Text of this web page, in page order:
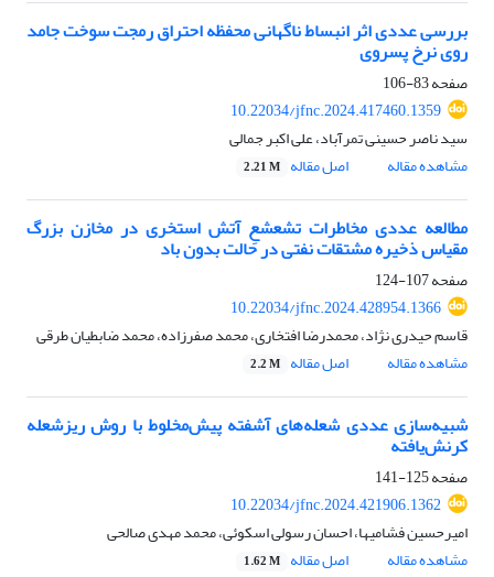
بررسی عددی اثر انبساط ناگهانی محفظه احتراق رمجت سوخت جامد
روی نرخ پسروی
صفحه83-106
10.22034/jfnc.2024.417460.1359
سید ناصر حسینی تمرآباد، علی اکبر جمالی
مشاهده مقاله
اصل مقاله 2.21 M
مطالعه عددی مخاطرات تشعشعِ آتش استخری در مخازن بزرگ
مقیاس ذخیره مشتقات نفتی در حالت بدون باد
صفحه107-124
10.22034/jfnc.2024.428954.1366
قاسم حیدری نژاد، محمدرضا افتخاری، محمد صفرزاده، محمد ضابطیان طرقی
مشاهده مقاله
اصل مقاله 2.2 M
شبیه‌سازی عددی شعله‌های ‌آشفته پیش‌مخلوط با روش ریزشعله
کرنش‌یافته
صفحه125-141
10.22034/jfnc.2024.421906.1362
امیرحسین فشامیها، احسان رسولی اسکوئی، محمد مهدی صالحی
مشاهده مقاله
اصل مقاله 1.62 M